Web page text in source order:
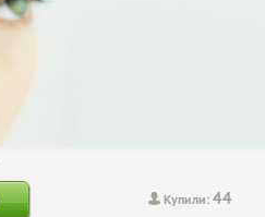
Купили:44